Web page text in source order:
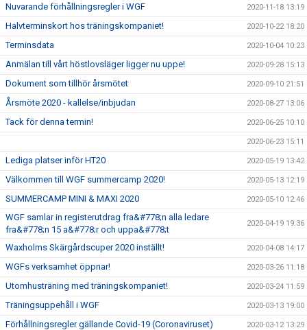
Nuvarande förhållningsregler i WGF 2020-11-18 13:19
Halvterminskort hos träningskompaniet! 2020-10-22 18:20
Terminsdata 2020-10-04 10:23
Anmälan till vårt höstlovsläger ligger nu uppe! 2020-09-28 15:13
Dokument som tillhör årsmötet 2020-09-10 21:51
Årsmöte 2020 - kallelse/inbjudan 2020-08-27 13:06
Tack för denna termin! 2020-06-25 10:10
2020-06-23 15:11
Lediga platser inför HT20 2020-05-19 13:42
Välkommen till WGF summercamp 2020! 2020-05-13 12:19
SUMMERCAMP MINI & MAXI 2020 2020-05-10 12:46
WGF samlar in registerutdrag fra&#778;n alla ledare
fra&#778;n 15 a&#778;r och uppa&#778;t
2020-04-19 19:36
Waxholms Skärgårdscuper 2020 inställt! 2020-04-08 14:17
WGFs verksamhet öppnar! 2020-03-26 11:18
Utomhusträning med träningskompaniet! 2020-03-24 11:59
Träningsuppehåll i WGF 2020-03-13 19:00
Förhållningsregler gällande Covid-19 (Coronaviruset) 2020-03-12 13:29